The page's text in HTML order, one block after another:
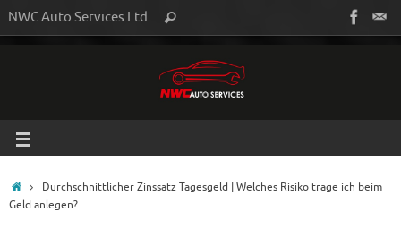
NWC Auto Services Ltd
Durchschnittlicher Zinssatz Tagesgeld | Welches Risiko trage ich beim
Geld anlegen?